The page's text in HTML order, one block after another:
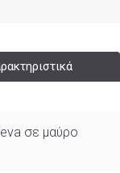
σε μαύρο